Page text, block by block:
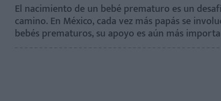
El nacimiento de un bebé prematuro es un
camino. En México, cada vez más papás se
bebés prematuros, su apoyo es aún más